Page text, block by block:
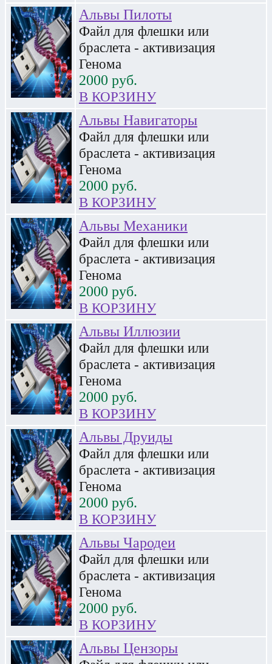
Альвы Пилоты
Файл для флешки или
браслета - активизация
Генома
2000 руб.
В КОРЗИНУ
Альвы Навигаторы
Файл для флешки или
браслета - активизация
Генома
2000 руб.
В КОРЗИНУ
Альвы Механики
Файл для флешки или
браслета - активизация
Генома
2000 руб.
В КОРЗИНУ
Альвы Иллюзии
Файл для флешки или
браслета - активизация
Генома
2000 руб.
В КОРЗИНУ
Альвы Друиды
Файл для флешки или
браслета - активизация
Генома
2000 руб.
В КОРЗИНУ
Альвы Чародеи
Файл для флешки или
браслета - активизация
Генома
2000 руб.
В КОРЗИНУ
Альвы Цензоры